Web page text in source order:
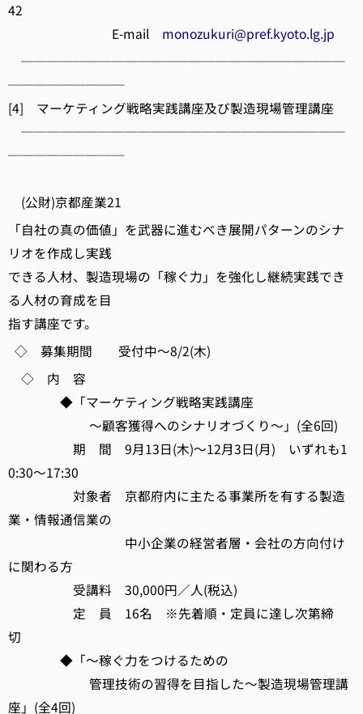
42
E-mail monozukuri@pref.kyoto.lg.jp
─────────────────────────
─────────
[4] マーケティング戦略実践講座及び製造現場管理講座
─────────────────────────
─────────
(公財)京都産業21
「自社の真の価値」を武器に進むべき展開パターンのシナ
リオを作成し実践
できる人材、製造現場の「稼ぐ力」を強化し継続実践でき
る人材の育成を目
指す講座です。
◇ 募集期間 受付中～8/2(木)
◇ 内 容
◆「マーケティング戦略実践講座
～顧客獲得へのシナリオづくり～」(全6回)
期 間 9月13日(木)～12月3日(月) いずれも1
0:30～17:30
対象者 京都府内に主たる事業所を有する製造
業・情報通信業の
中小企業の経営者層・会社の方向付け
に関わる方
受講料 30,000円／人(税込)
定 員 16名 ※先着順・定員に達し次第締
切
◆「～稼ぐ力をつけるための
管理技術の習得を目指した～製造現場管理講
座」(全4回)